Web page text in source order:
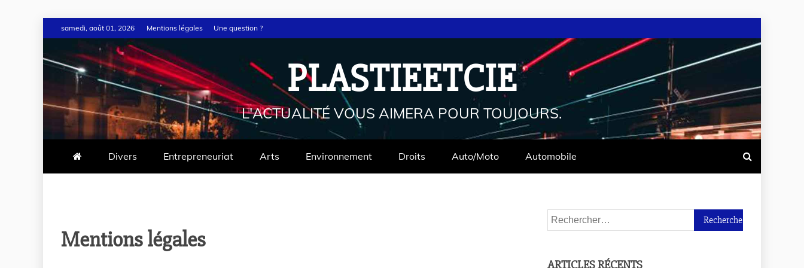
samedi, août 01, 2026 Mentions légales Une question ?
PLASTIEETCIE
L'ACTUALITÉ VOUS AIMERA POUR TOUJOURS.
Divers Entrepreneuriat Arts Environnement Droits Auto/Moto Automobile
Mentions légales
ARTICLES RÉCENTS